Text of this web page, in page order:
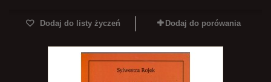
Dodaj do listy życzeń Dodaj do porówania